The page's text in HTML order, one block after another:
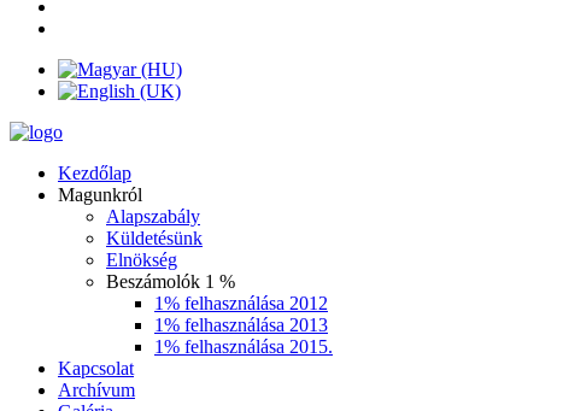
Kezdőlap
Magunkról
Alapszabály
Küldetésünk
Elnökség
Beszámolók 1 %
1% felhasználása 2012
1% felhasználása 2013
1% felhasználása 2015.
Kapcsolat
Archívum